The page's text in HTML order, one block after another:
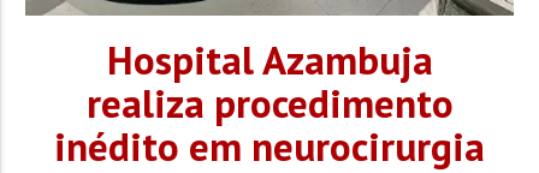
Hospital Azambuja
realiza procedimento
inédito em neurocirurgia